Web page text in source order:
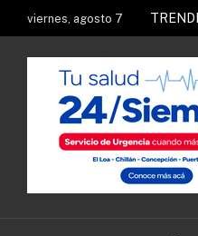
viernes, agosto 7